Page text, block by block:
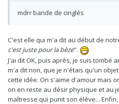
mdrr bande de cinglés
C'est elle qui m'a dit au début de
c'est juste pour la bèze".
J'ai dit OK, puis après, je suis tombé
m'a dit non, que je n'étais qu'un
cette idée. On s'aime d'amour mais
on en reste au désir physique et au
maîtresse qui punit son élève...